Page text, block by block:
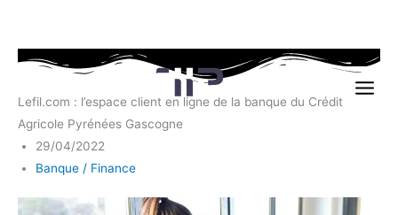
Aller
contenu
Lefil.com : l’espace client en ligne de la banque du Crédit
Agricole Pyrénées Gascogne
29/04/2022
Banque / Finance